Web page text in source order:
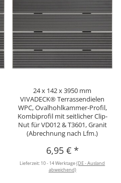
24 x 142 x 3950 mm
VIVADECK® Terrassendielen
WPC, Ovalhohlkammer-Profil,
Kombiprofil mit seitlicher Clip-
Nut für VD012 & T3601, Granit
(Abrechnung nach Lfm.)
6,95 € *
Lieferzeit: 10 - 14 Werktage(DE - Ausland
abweichend)